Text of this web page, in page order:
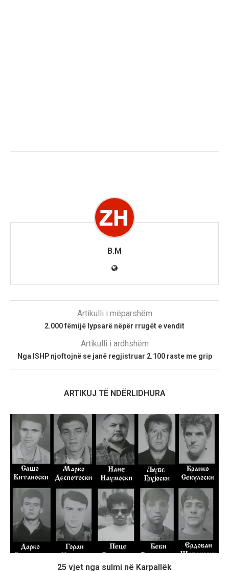
B.M
Artikulli i mëparshëm
2.000 fëmijë lypsarë nëpër rrugët e vendit
Artikulli i ardhshëm
Nga ISHP njoftojnë se janë regjistruar 2.100 raste me grip
ARTIKUJ TË NDËRLIDHURA
25 vjet nga sulmi në Karpallëk